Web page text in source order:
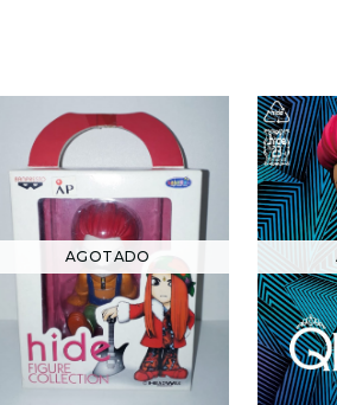
AGOTADO